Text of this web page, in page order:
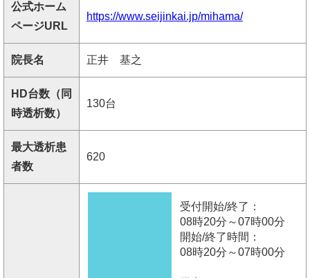
公式ホーム
ページURL
https://www.seijinkai.jp/mihama/
院長名 正井 基之
HD台数（同
時透析数）
130台
最大透析患
者数
620
受付開始/終了：
08時20分～07時00分
開始/終了時間：
08時20分～07時00分